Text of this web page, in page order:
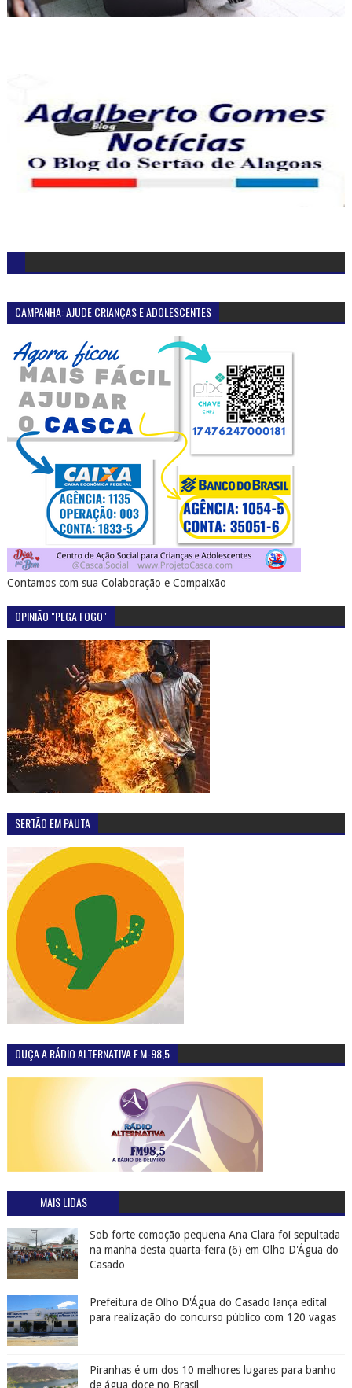
CAMPANHA: AJUDE CRIANÇAS E ADOLESCENTES
Contamos com sua Colaboração e Compaixão
OPINIÃO "PEGA FOGO"
SERTÃO EM PAUTA
OUÇA A RÁDIO ALTERNATIVA F.M-98,5
MAIS LIDAS
Sob forte comoção pequena Ana Clara foi sepultada
na manhã desta quarta-feira (6) em Olho D'Água do
Casado
Prefeitura de Olho D'Água do Casado lança edital
para realização do concurso público com 120 vagas
Piranhas é um dos 10 melhores lugares para banho
de água doce no Brasil